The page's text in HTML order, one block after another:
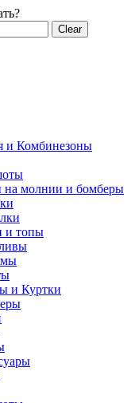
Clear
и Комбинезоны
на молнии и бомберы
и топы
и Куртки